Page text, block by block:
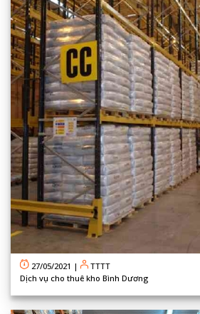
27/05/2021 |
TTTT
Dịch vụ cho thuê kho Bình Dương